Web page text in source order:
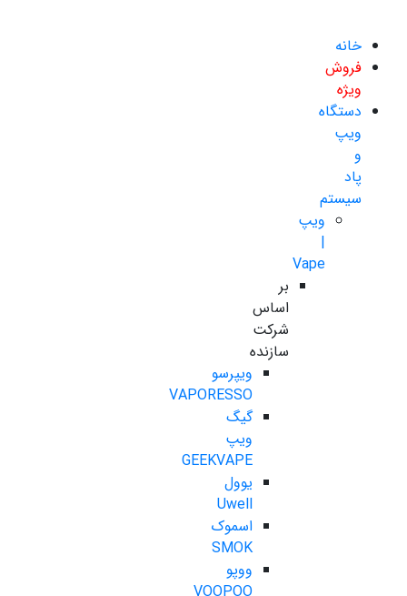
خانه
فروش
ویژه
دستگاه
ویپ
و
پاد
سیستم
ویپ
|
Vape
بر
اساس
شرکت
سازنده
ویپرسو
VAPORESSO
گیگ
ویپ
GEEKVAPE
یوول
Uwell
اسموک
SMOK
ووپو